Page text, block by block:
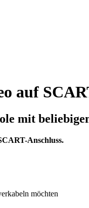
auf
mit
Anschluss.
möchten